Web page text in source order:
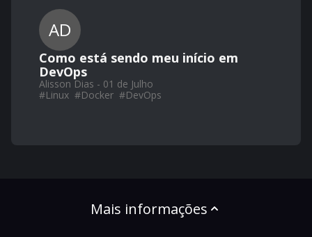
AD
Como está sendo meu início em
DevOps
Alisson Dias - 01 de Julho
#Linux #Docker #DevOps
Mais informações